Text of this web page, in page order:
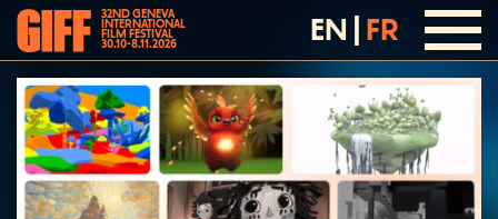
32ND GENEVA
INTERNATIONAL
FILM FESTIVAL
30.10-8.11.2026 EN FR